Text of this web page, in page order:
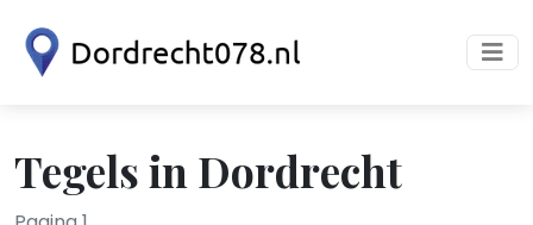
Tegels in Dordrecht